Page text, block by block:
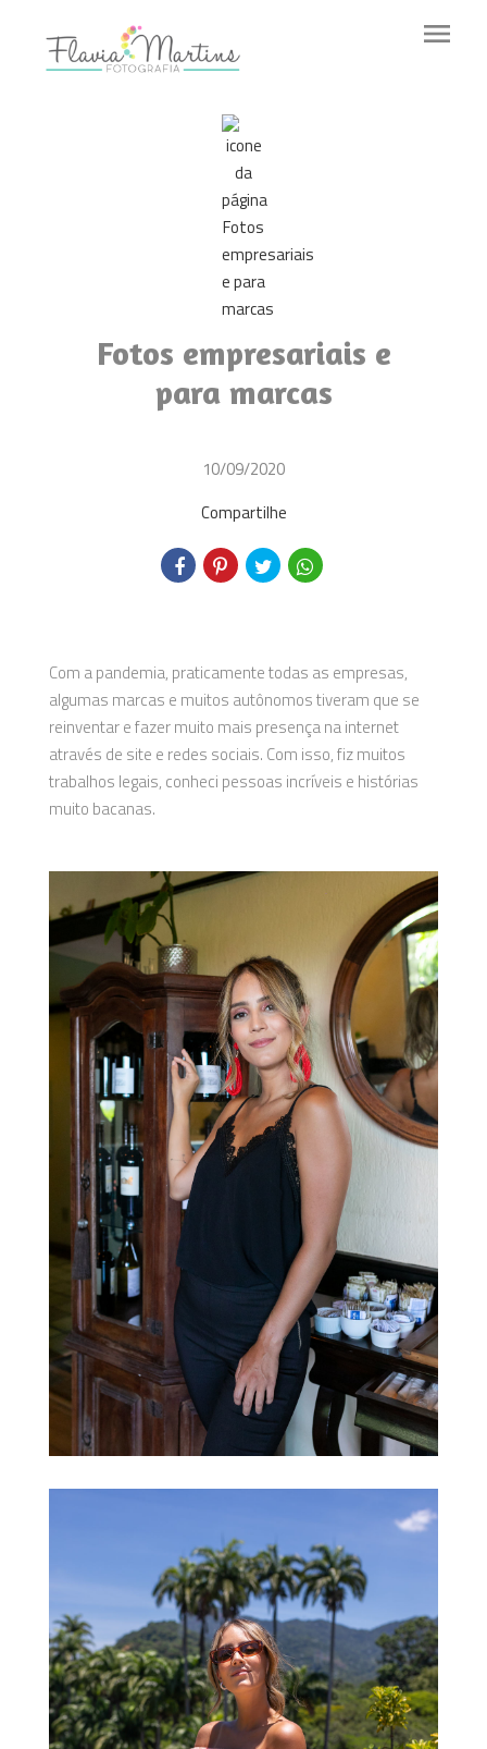
menu
Fotos empresariais e
para marcas
10/09/2020
Compartilhe
Com a pandemia, praticamente todas as empresas,
algumas marcas e muitos autônomos tiveram que se
reinventar e fazer muito mais presença na internet
através de site e redes sociais. Com isso, fiz muitos
trabalhos legais, conheci pessoas incríveis e histórias
muito bacanas.